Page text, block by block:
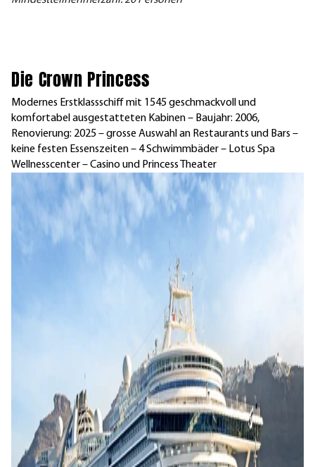
Die Crown Princess
Modernes Erstklassschiff mit 1545 geschmackvoll und
komfortabel ausgestatteten Kabinen – Baujahr: 2006,
Renovierung: 2025 – grosse Auswahl an Restaurants und Bars –
keine festen Essenszeiten – 4 Schwimmbäder – Lotus Spa
Wellnesscenter – Casino und Princess Theater